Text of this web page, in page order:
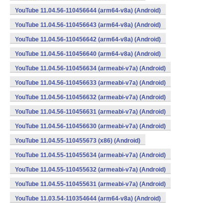
YouTube 11.04.56-110456644 (arm64-v8a) (Android)
YouTube 11.04.56-110456643 (arm64-v8a) (Android)
YouTube 11.04.56-110456642 (arm64-v8a) (Android)
YouTube 11.04.56-110456640 (arm64-v8a) (Android)
YouTube 11.04.56-110456634 (armeabi-v7a) (Android)
YouTube 11.04.56-110456633 (armeabi-v7a) (Android)
YouTube 11.04.56-110456632 (armeabi-v7a) (Android)
YouTube 11.04.56-110456631 (armeabi-v7a) (Android)
YouTube 11.04.56-110456630 (armeabi-v7a) (Android)
YouTube 11.04.55-110455673 (x86) (Android)
YouTube 11.04.55-110455634 (armeabi-v7a) (Android)
YouTube 11.04.55-110455632 (armeabi-v7a) (Android)
YouTube 11.04.55-110455631 (armeabi-v7a) (Android)
YouTube 11.03.54-110354644 (arm64-v8a) (Android)